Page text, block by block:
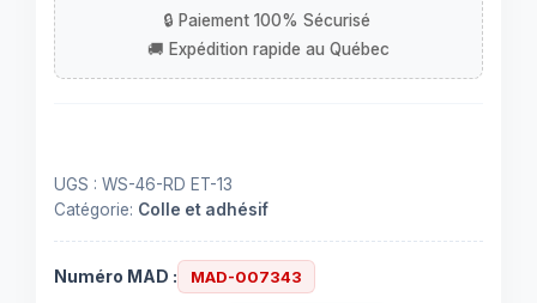
3/4"
x
66'
UGS : WS-46-RD ET-13
Catégorie: Colle et adhésif
Numéro MAD : MAD-007343